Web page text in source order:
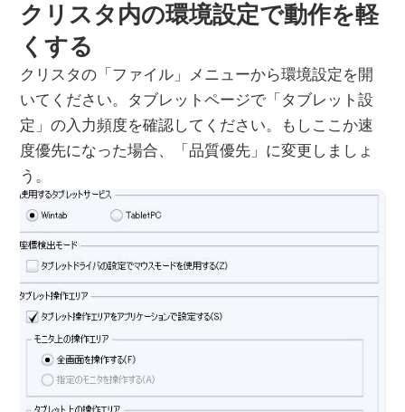
クリスタ内の環境設定で動作を軽
くする
クリスタの「ファイル」メニューから環境設定を開
いてください。タブレットページで「タブレット設
定」の入力頻度を確認してください。もしここか速
度優先になった場合、「品質優先」に変更しましょ
う。